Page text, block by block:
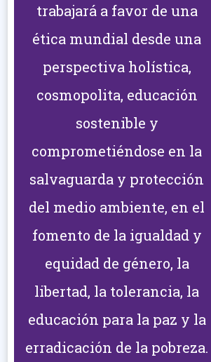
trabajará a favor de una
ética mundial desde una
perspectiva holística,
cosmopolita, educación
sostenible y
comprometiéndose en la
salvaguarda y protección
del medio ambiente, en el
fomento de la igualdad y
equidad de género, la
libertad, la tolerancia, la
educación para la paz y la
erradicación de la pobreza.